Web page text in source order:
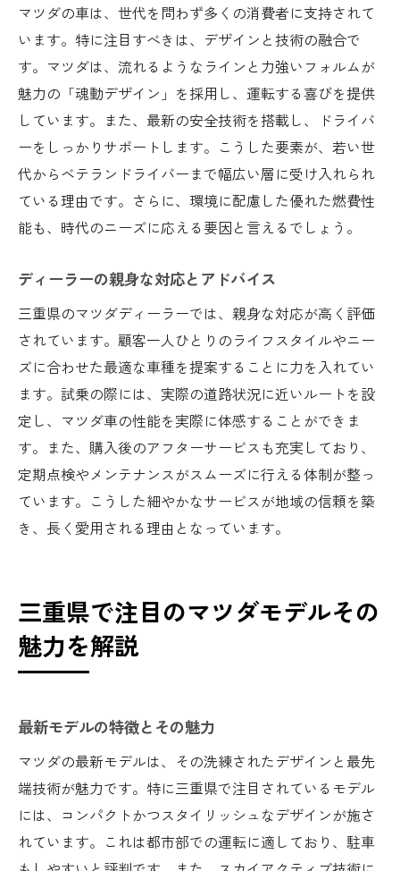
マツダの車は、世代を問わず多くの消費者に支持されて
います。特に注目すべきは、デザインと技術の融合で
す。マツダは、流れるようなラインと力強いフォルムが
魅力の「魂動デザイン」を採用し、運転する喜びを提供
しています。また、最新の安全技術を搭載し、ドライバ
ーをしっかりサポートします。こうした要素が、若い世
代からベテランドライバーまで幅広い層に受け入れられ
ている理由です。さらに、環境に配慮した優れた燃費性
能も、時代のニーズに応える要因と言えるでしょう。
ディーラーの親身な対応とアドバイス
三重県のマツダディーラーでは、親身な対応が高く評価
されています。顧客一人ひとりのライフスタイルやニー
ズに合わせた最適な車種を提案することに力を入れてい
ます。試乗の際には、実際の道路状況に近いルートを設
定し、マツダ車の性能を実際に体感することができま
す。また、購入後のアフターサービスも充実しており、
定期点検やメンテナンスがスムーズに行える体制が整っ
ています。こうした細やかなサービスが地域の信頼を築
き、長く愛用される理由となっています。
三重県で注目のマツダモデルその
魅力を解説
最新モデルの特徴とその魅力
マツダの最新モデルは、その洗練されたデザインと最先
端技術が魅力です。特に三重県で注目されているモデル
には、コンパクトかつスタイリッシュなデザインが施さ
れています。これは都市部での運転に適しており、駐車